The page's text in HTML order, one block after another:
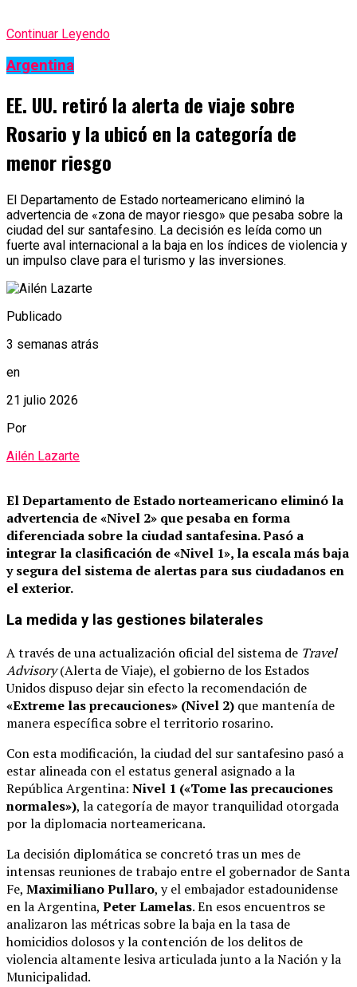
Continuar Leyendo
Argentina
EE. UU. retiró la alerta de viaje sobre
Rosario y la ubicó en la categoría de
menor riesgo
El Departamento de Estado norteamericano eliminó la
advertencia de «zona de mayor riesgo» que pesaba sobre la
ciudad del sur santafesino. La decisión es leída como un
fuerte aval internacional a la baja en los índices de violencia y
un impulso clave para el turismo y las inversiones.
Publicado
3 semanas atrás
en
21 julio 2026
Por
Ailén Lazarte
El Departamento de Estado norteamericano eliminó la
advertencia de «Nivel 2» que pesaba en forma
diferenciada sobre la ciudad santafesina.Pasó a
integrar la clasificación de «Nivel 1», la escala más baja
y segura del sistema de alertas para sus ciudadanos en
el exterior.
La medida y las gestiones bilaterales
A través de una actualización oficial del sistema de Travel
Advisory(Alerta de Viaje), el gobierno de los Estados
Unidos dispuso dejar sin efecto la recomendación de
«Extreme las precauciones» (Nivel 2) que mantenía de
manera específica sobre el territorio rosarino.
Con esta modificación, la ciudad del sur santafesino pasó a
estar alineada con el estatus general asignado a la
República Argentina: Nivel 1 («Tome las precauciones
normales»), la categoría de mayor tranquilidad otorgada
por la diplomacia norteamericana.
La decisión diplomática se concretó tras un mes de
intensas reuniones de trabajo entre el gobernador de Santa
Fe, Maximiliano Pullaro, y el embajador estadounidense
en la Argentina, Peter Lamelas.En esos encuentros se
analizaron las métricas sobre la baja en la tasa de
homicidios dolosos y la contención de los delitos de
violencia altamente lesiva articulada junto a la Nación y la
Municipalidad.